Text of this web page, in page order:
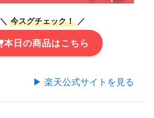
＼ 今スグチェック！ ／
本日の商品はこちら
▶︎ 楽天公式サイトを見る